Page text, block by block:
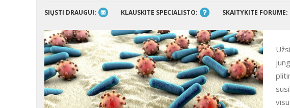
SIŲSTI DRAUGUI: KLAUSKITE SPECIALISTO: SKAITYKITE FORUME: